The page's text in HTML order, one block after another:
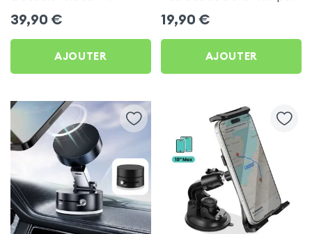
Acefast pour Xiaomi Poco
F7 Pro
39,90 €
AJOUTER
Xiaomi Poco F7 Pro
19,90 €
AJOUTER